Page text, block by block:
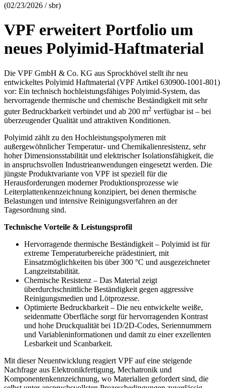
(02/23/2026 / sbr)
VPF erweitert Portfolio um
neues Polyimid-Haftmaterial
Die VPF GmbH & Co. KG aus Sprockhövel stellt ihr neu
entwickeltes Polyimid Haftmaterial (VPF Artikel 630900-1001-801)
vor: Ein technisch hochleistungsfähiges Polyimid-System, das
hervorragende thermische und chemische Beständigkeit mit sehr
guter Bedruckbarkeit verbindet und ab 200 m2 verfügbar ist – bei
überzeugender Qualität und attraktiven Konditionen.
Polyimid zählt zu den Hochleistungspolymeren mit
außergewöhnlicher Temperatur- und Chemikalienresistenz, sehr
hoher Dimensionsstabilität und elektrischer Isolationsfähigkeit, die
in anspruchsvollen Industrie­anwendungen eingesetzt werden. Die
jüngste Produktvariante von VPF ist speziell für die
Herausforderungen moderner Produktionsprozesse wie
Leiterplattenkennzeichnung konzipiert, bei denen thermische
Belastungen und intensive Reinigungsverfahren an der
Tagesordnung sind.
Technische Vorteile & Leistungsprofil
Hervorragende thermische Beständigkeit – Polyimid ist für
extreme Temperaturbereiche prädestiniert, mit
Einsatzmöglichkeiten bis über 300 °C und ausgezeichneter
Langzeitstabilität.
Chemische Resistenz – Das Material zeigt
überdurchschnittliche Beständigkeit gegen aggressive
Reinigungsmedien und Lötprozesse.
Optimierte Bedruckbarkeit – Die neu entwickelte weiße,
seidenmatte Oberfläche sorgt für hervorragenden Kontrast
und hohe Druckqualität bei 1D/2D-Codes, Seriennummern
und Variableninformationen und damit zu einer exzellenten
Lesbarkeit und Scanbarkeit.
Mit dieser Neuentwicklung reagiert VPF auf eine steigende
Nachfrage aus Elektronikfertigung, Mechatronik und
Komponentenkennzeichnung, wo Materialien gefordert sind, die